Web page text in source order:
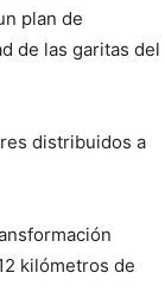
plan de
de las garitas del
distribuidos a
kilómetros de